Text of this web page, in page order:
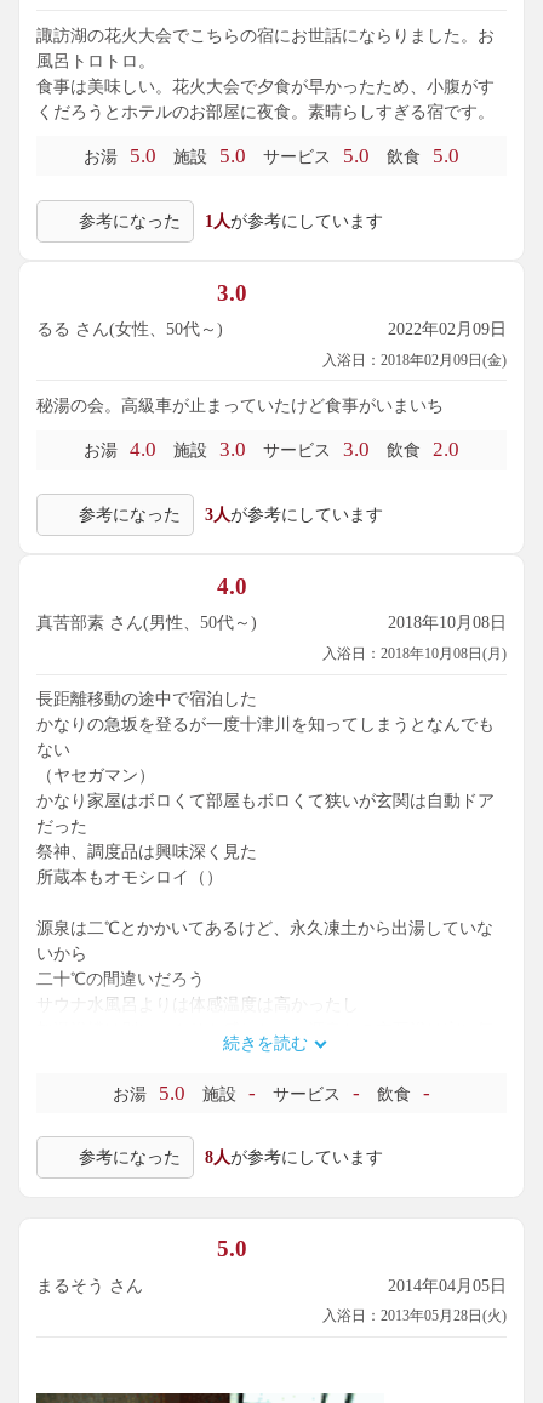
諏訪湖の花火大会でこちらの宿にお世話にならりました。お
風呂トロトロ。
食事は美味しい。花火大会で夕食が早かったため、小腹がす
くだろうとホテルのお部屋に夜食。素晴らしすぎる宿です。
お湯 5.0 施設 5.0 サービス 5.0 飲食 5.0
参考になった 1人が参考にしています
3.0
るる さん(女性、50代～) 2022年02月09日
入浴日：2018年02月09日(金)
秘湯の会。高級車が止まっていたけど食事がいまいち
お湯 4.0 施設 3.0 サービス 3.0 飲食 2.0
参考になった 3人が参考にしています
4.0
真苦部素 さん(男性、50代～) 2018年10月08日
入浴日：2018年10月08日(月)
長距離移動の途中で宿泊した
かなりの急坂を登るが一度十津川を知ってしまうとなんでも
ない
（ヤセガマン）
かなり家屋はボロくて部屋もボロくて狭いが玄関は自動ドア
だった
祭神、調度品は興味深く見た
所蔵本もオモシロイ（）
源泉は二℃とかかいてあるけど、永久凍土から出湯していな
いから
二十℃の間違いだろう
サウナ水風呂よりは体感温度は高かったし
加温浴槽は別にヘタリを感じない。源泉との交互浴は実に気
なんのかんの言いながら到着から翌日出立まで計五回も入湯
続きを読む
お湯 5.0 施設 - サービス - 飲食 -
参考になった 8人が参考にしています
5.0
まるそう さん 2014年04月05日
入浴日：2013年05月28日(火)